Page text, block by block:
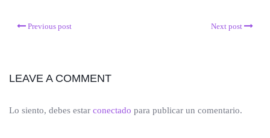
Previous post Next post
LEAVE A COMMENT
Lo siento, debes estar conectado para publicar un comentario.